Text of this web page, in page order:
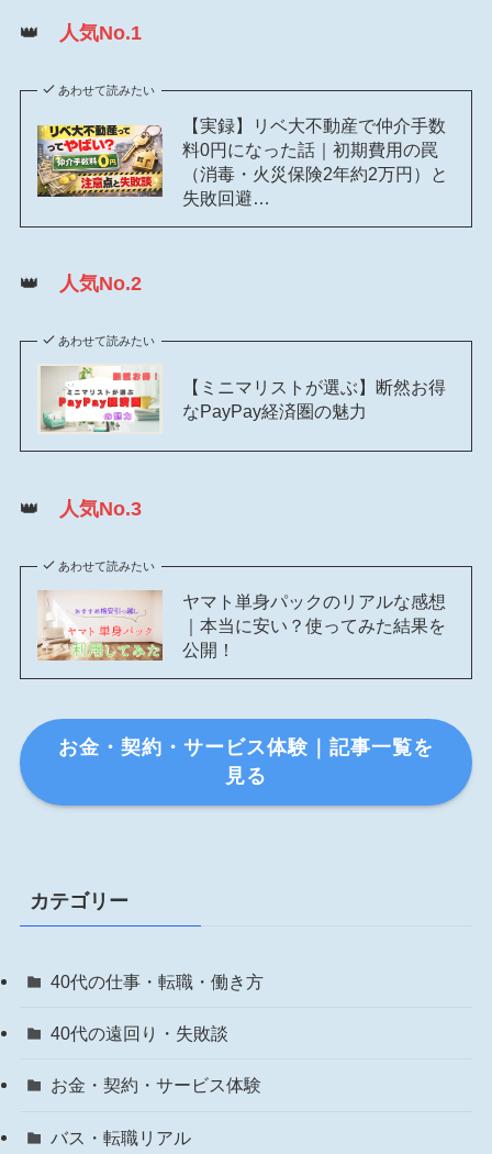
👑 人気No.1
あわせて読みたい
【実録】リベ大不動産で仲介手数
料0円になった話｜初期費用の罠
（消毒・火災保険2年約2万円）と
失敗回避…
👑 人気No.2
あわせて読みたい
【ミニマリストが選ぶ】断然お得
なPayPay経済圏の魅力
👑 人気No.3
あわせて読みたい
ヤマト単身パックのリアルな感想
｜本当に安い？使ってみた結果を
公開！
お金・契約・サービス体験｜記事一覧を
見る
カテゴリー
40代の仕事・転職・働き方
40代の遠回り・失敗談
お金・契約・サービス体験
バス・転職リアル